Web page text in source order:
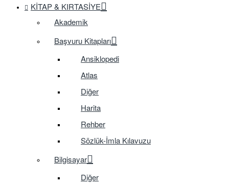
KITAP & KIRTASIYE
Akademik
Başvuru Kitapları
Ansiklopedi
Atlas
Diğer
Harita
Rehber
Sözlük-İmla Kılavuzu
Bilgisayar
Diğer